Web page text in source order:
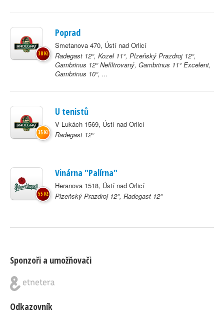
Poprad
Smetanova 470, Ústí nad Orlicí
Radegast 12°, Kozel 11°, Plzeňský Prazdroj 12°,
Gambrinus 12° Nefiltrovaný, Gambrinus 11° Excelent,
Gambrinus 10°, ...
38 Kč
U tenistů
V Lukách 1569, Ústí nad Orlicí
Radegast 12°
35 Kč
Vinárna "Palírna"
Heranova 1518, Ústí nad Orlicí
Plzeňský Prazdroj 12°, Radegast 12°
55 Kč
Sponzoři a umožňovači
Odkazovník